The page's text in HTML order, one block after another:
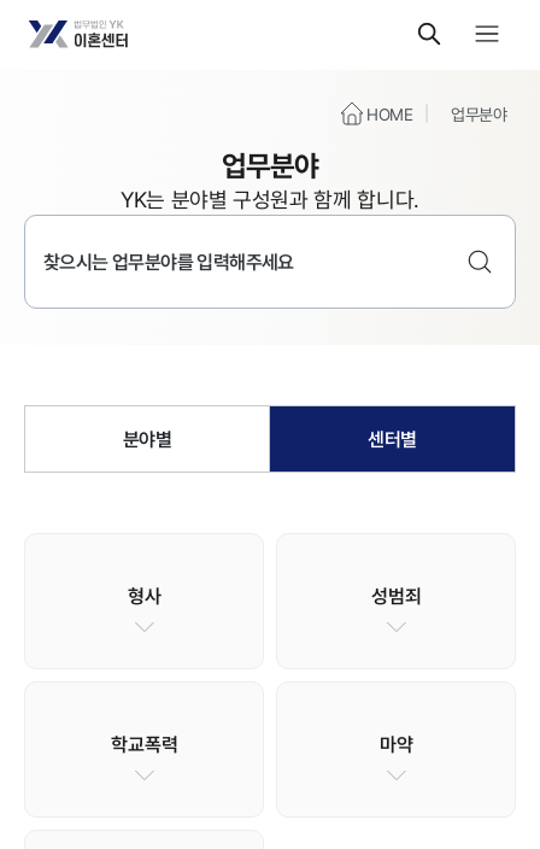
HOME 업무분야
업무분야
YK는 분야별 구성원과 함께 합니다.
분야별 센터별
형사 성범죄
학교폭력 마약